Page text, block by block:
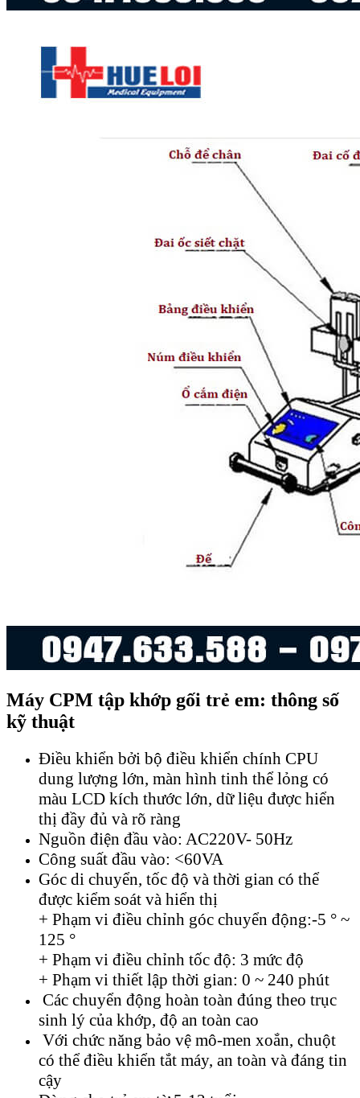
Máy CPM tập khớp gối trẻ em: thông số
kỹ thuật
Điều khiển bởi bộ điều khiển chính CPU
dung lượng lớn, màn hình tinh thể lỏng có
màu LCD kích thước lớn, dữ liệu được hiển
thị đầy đủ và rõ ràng
Nguồn điện đầu vào: AC220V- 50Hz
Công suất đầu vào: <60VA
Góc di chuyển, tốc độ và thời gian có thể
được kiểm soát và hiển thị
+ Phạm vi điều chỉnh góc chuyển động:-5 ° ~
125 °
+ Phạm vi điều chỉnh tốc độ: 3 mức độ
+ Phạm vi thiết lập thời gian: 0 ~ 240 phút
Các chuyển động hoàn toàn đúng theo trục
sinh lý của khớp, độ an toàn cao
Với chức năng bảo vệ mô-men xoắn, chuột
có thể điều khiển tắt máy, an toàn và đáng tin
cậy